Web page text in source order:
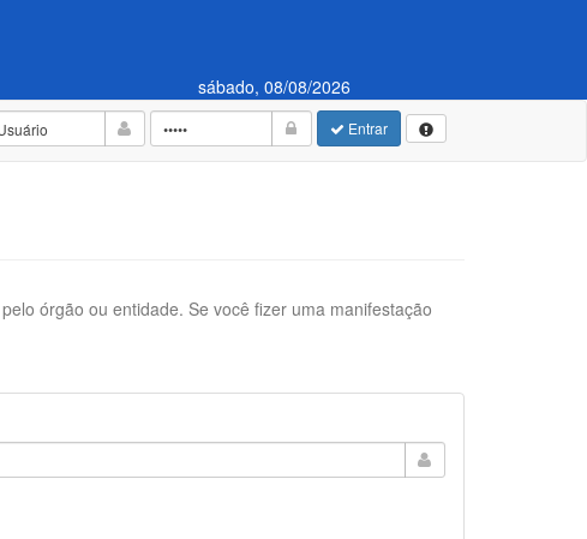
sábado, 08/08/2026
Entrar
órgão ou entidade. Se você fizer uma manifestação